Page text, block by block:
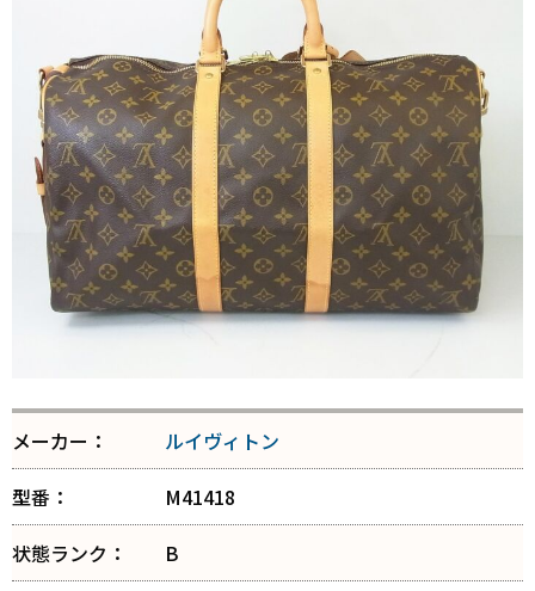
メーカー：
ルイヴィトン
型番：
M41418
状態ランク：
B